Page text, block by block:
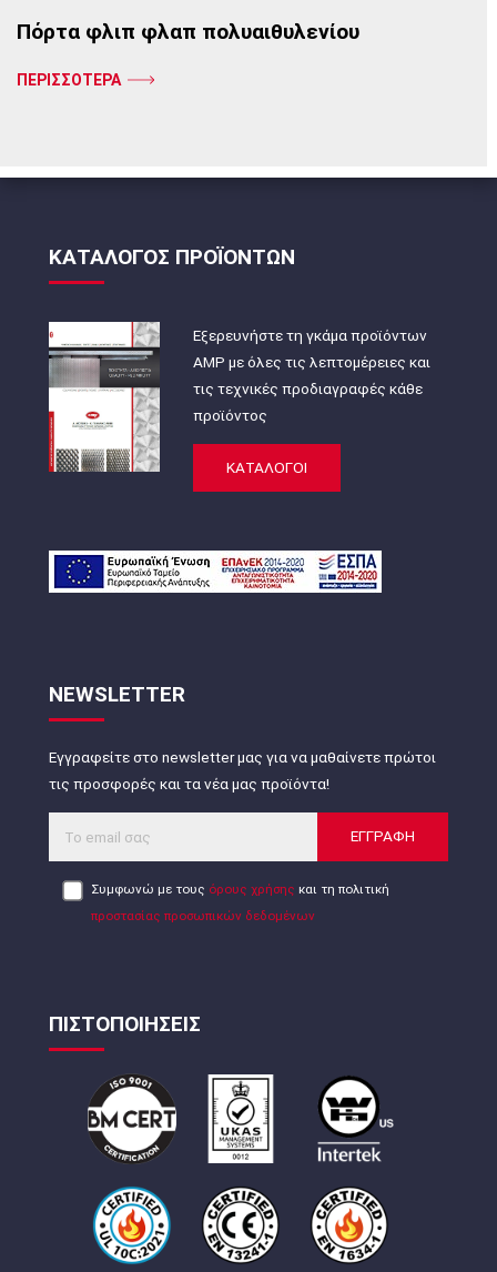
Πόρτα φλιπ φλαπ πολυαιθυλενίου
ΠΕΡΙΣΣΟΤΕΡΑ
ΚΑΤΑΛΟΓΟΣ ΠΡΟΪΟΝΤΩΝ
Εξερευνήστε τη γκάμα προϊόντων
AMP με όλες τις λεπτομέρειες και
τις τεχνικές προδιαγραφές κάθε
προϊόντος
ΚΑΤΑΛΟΓΟΙ
NEWSLETTER
Εγγραφείτε στο newsletter μας για να μαθαίνετε πρώτοι
τις προσφορές και τα νέα μας προϊόντα!
ΕΓΓΡΑΦΗ
Συμφωνώ με τους όρους χρήσης και τη πολιτική
προστασίας προσωπικών δεδομένων
ΠΙΣΤΟΠΟΙΗΣΕΙΣ